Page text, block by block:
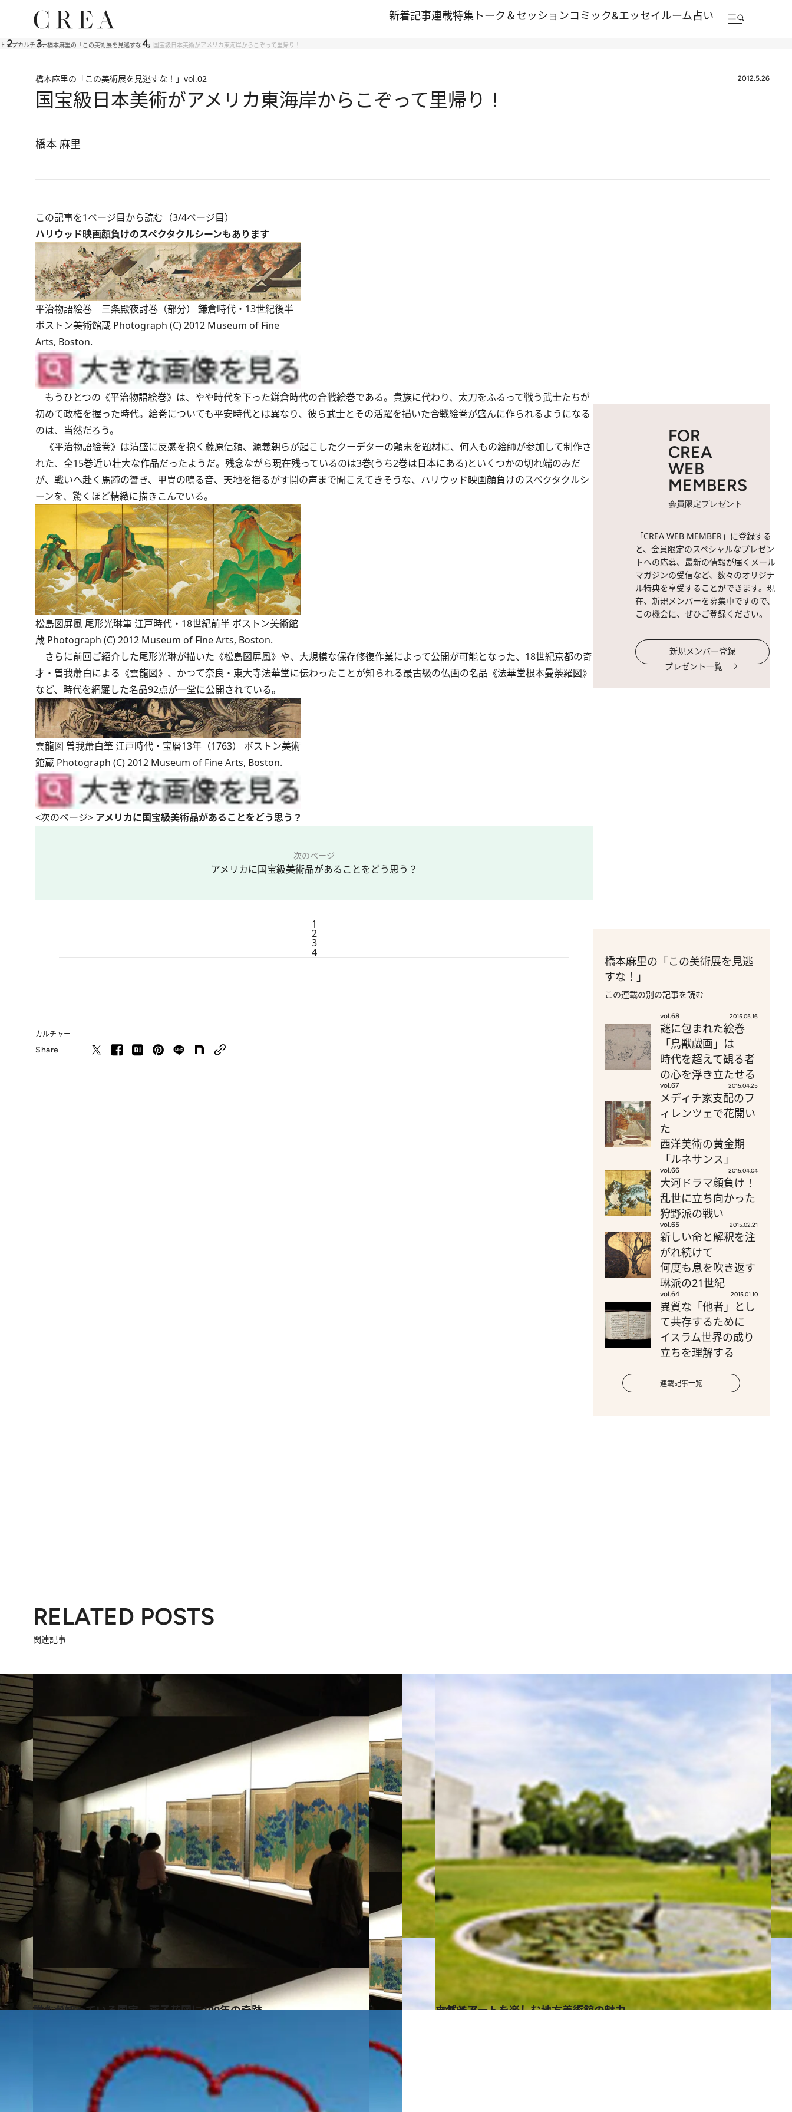
新着記事連載特集 トーク＆セッションコミック&エッセイルーム占い
トップカルチャー橋本麻里の「この美術展を見逃すな！」 国宝級日本美術がアメリカ東海岸からこぞって里帰り！
橋本麻里の「この美術展を見逃すな！」 vol.02 2012.5.26
国宝級日本美術がアメリカ東海岸からこぞって里帰り！
橋本 麻里
この記事を1ページ目から読む（3/4ページ目）
ハリウッド映画顔負けのスペクタクルシーンもあります
平治物語絵巻 三条殿夜討巻（部分） 鎌倉時代・13世紀後半
ボストン美術館蔵 Photograph (C) 2012 Museum of Fine
Arts, Boston.
もうひとつの《平治物語絵巻》は、やや時代を下った鎌倉時代の合戦絵巻である。貴族に代わり、太刀をふるって戦う武士たちが
初めて政権を握った時代。絵巻についても平安時代とは異なり、彼ら武士とその活躍を描いた合戦絵巻が盛んに作られるようになる
のは、当然だろう。
《平治物語絵巻》は清盛に反感を抱く藤原信頼、源義朝らが起こしたクーデターの顛末を題材に、何人もの絵師が参加して制作さ
れた、全15巻近い壮大な作品だったようだ。残念ながら現在残っているのは3巻(うち2巻は日本にある)といくつかの切れ端のみだ
が、戦いへ赴く馬蹄の響き、甲冑の鳴る音、天地を揺るがす鬨の声まで聞こえてきそうな、ハリウッド映画顔負けのスペクタクルシ
ーンを、驚くほど精緻に描きこんでいる。
松島図屏風 尾形光琳筆 江戸時代・18世紀前半 ボストン美術館
蔵 Photograph (C) 2012 Museum of Fine Arts, Boston.
さらに前回ご紹介した尾形光琳が描いた《松島図屏風》や、大規模な保存修復作業によって公開が可能となった、18世紀京都の奇
才・曽我蕭白による《雲龍図》、かつて奈良・東大寺法華堂に伝わったことが知られる最古級の仏画の名品《法華堂根本曼荼羅図》
など、時代を網羅した名品92点が一堂に公開されている。
雲龍図 曽我蕭白筆 江戸時代・宝暦13年（1763） ボストン美術
館蔵 Photograph (C) 2012 Museum of Fine Arts, Boston.
<次のページ> アメリカに国宝級美術品があることをどう思う？
次のページ
アメリカに国宝級美術品があることをどう思う？
1
2
3
4
カルチャー
Share
FOR
CREA
WEB
MEMBERS
会員限定プレゼント
「CREA WEB MEMBER」に登録する
と、会員限定のスペシャルなプレゼン
トへの応募、最新の情報が届くメール
マガジンの受信など、数々のオリジナ
ル特典を享受することができます。現
在、新規メンバーを募集中ですので、
この機会に、ぜひご登録ください。
新規メンバー登録
プレゼント一覧
橋本麻里の「この美術展を見逃
すな！」
この連載の別の記事を読む
vol.68 2015.05.16
謎に包まれた絵巻
「鳥獣戯画」は
時代を超えて観る者
の心を浮き立たせる
vol.67 2015.04.25
メディチ家支配のフ
ィレンツェで花開い
た
西洋美術の黄金期
「ルネサンス」
vol.66 2015.04.04
大河ドラマ顔負け！
乱世に立ち向かった
狩野派の戦い
vol.65 2015.02.21
新しい命と解釈を注
がれ続けて
何度も息を吹き返す
琳派の21世紀
vol.64 2015.01.10
異質な「他者」とし
て共存するために
イスラム世界の成り
立ちを理解する
連載記事一覧
RELATED POSTS
関連記事
2012.5.12
誰もが知っている国宝、燕子花図に100年の奇跡
カルチャー 2012.5.5
自然とアートを楽しむ地方美術館の魅力
カルチャー